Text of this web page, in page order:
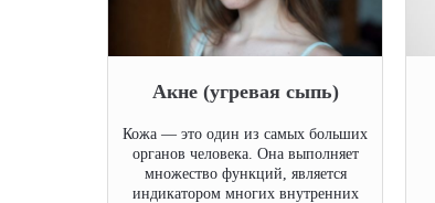
Акне (угревая сыпь)
Кожа — это один из самых больших
органов человека. Она выполняет
множество функций, является
индикатором многих внутренних